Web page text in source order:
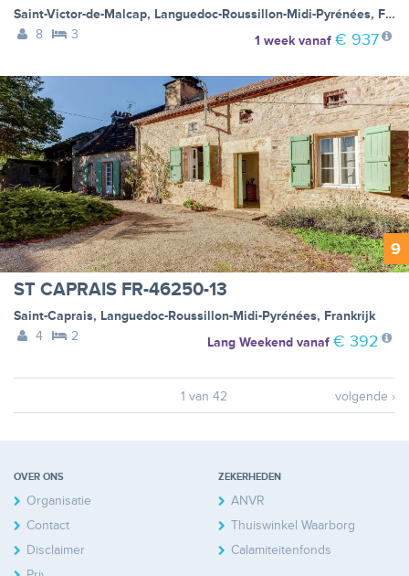
Saint-Victor-de-Malcap, Languedoc-Roussillon-Midi-Pyrénées, Frankrijk
8
3 1 weekvanaf € 937
9
ST CAPRAIS FR-46250-13
Saint-Caprais, Languedoc-Roussillon-Midi-Pyrénées, Frankrijk
4
2 Lang Weekendvanaf € 392
1 van 42 volgende ›
OVER ONS
Organisatie
Contact
Disclaimer
ZEKERHEDEN
ANVR
Thuiswinkel Waarborg
Calamiteitenfonds